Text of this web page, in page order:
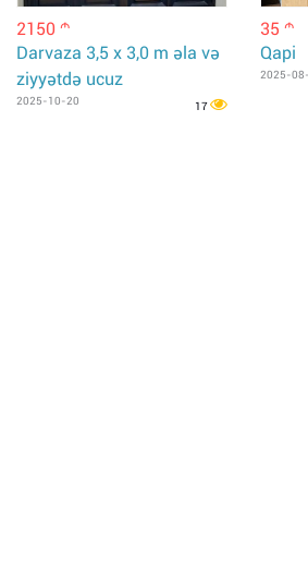
2150 m
Darvaza 3,5 x 3,0 m əla və
ziyyətdə ucuz
2025-10-20 17
35 m
Qapi
2025-